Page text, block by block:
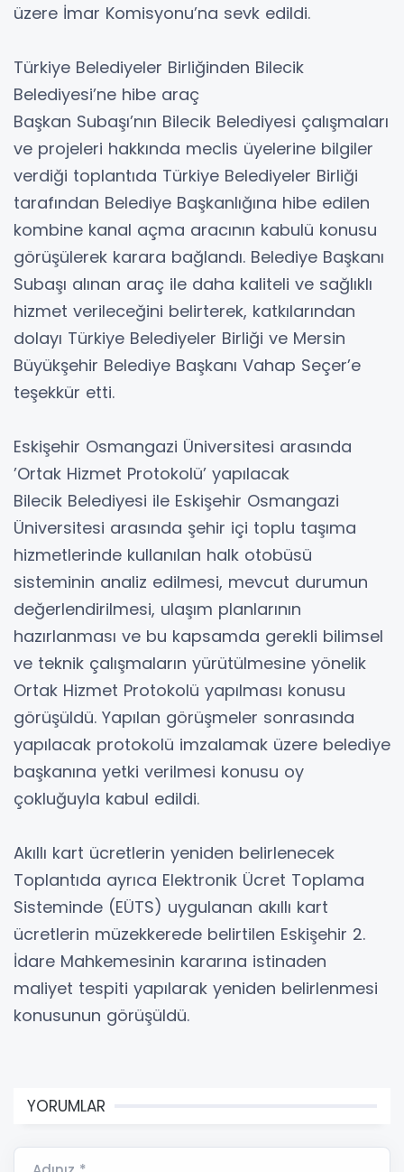
üzere İmar Komisyonu’na sevk edildi.
Türkiye Belediyeler Birliğinden Bilecik
Belediyesi’ne hibe araç
Başkan Subaşı’nın Bilecik Belediyesi çalışmaları
ve projeleri hakkında meclis üyelerine bilgiler
verdiği toplantıda Türkiye Belediyeler Birliği
tarafından Belediye Başkanlığına hibe edilen
kombine kanal açma aracının kabulü konusu
görüşülerek karara bağlandı. Belediye Başkanı
Subaşı alınan araç ile daha kaliteli ve sağlıklı
hizmet verileceğini belirterek, katkılarından
dolayı Türkiye Belediyeler Birliği ve Mersin
Büyükşehir Belediye Başkanı Vahap Seçer’e
teşekkür etti.
Eskişehir Osmangazi Üniversitesi arasında
’Ortak Hizmet Protokolü’ yapılacak
Bilecik Belediyesi ile Eskişehir Osmangazi
Üniversitesi arasında şehir içi toplu taşıma
hizmetlerinde kullanılan halk otobüsü
sisteminin analiz edilmesi, mevcut durumun
değerlendirilmesi, ulaşım planlarının
hazırlanması ve bu kapsamda gerekli bilimsel
ve teknik çalışmaların yürütülmesine yönelik
Ortak Hizmet Protokolü yapılması konusu
görüşüldü. Yapılan görüşmeler sonrasında
yapılacak protokolü imzalamak üzere belediye
başkanına yetki verilmesi konusu oy
çokluğuyla kabul edildi.
Akıllı kart ücretlerin yeniden belirlenecek
Toplantıda ayrıca Elektronik Ücret Toplama
Sisteminde (EÜTS) uygulanan akıllı kart
ücretlerin müzekkerede belirtilen Eskişehir 2.
İdare Mahkemesinin kararına istinaden
maliyet tespiti yapılarak yeniden belirlenmesi
konusunun görüşüldü.
YORUMLAR